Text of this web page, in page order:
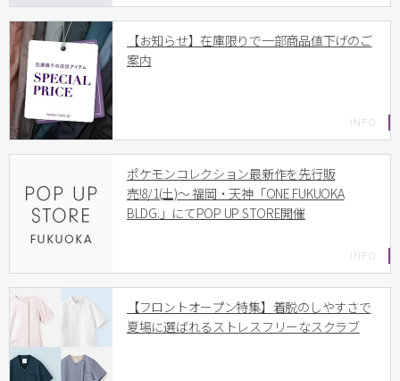
【お知らせ】在庫限りで一部商品値下げのご
案内
ポケモンコレクション最新作を先行販
売!8/1(土)〜 福岡・天神「ONE FUKUOKA
BLDG.」にてPOP UP STORE開催
【フロントオープン特集】着脱のしやすさで
夏場に選ばれるストレスフリーなスクラブ